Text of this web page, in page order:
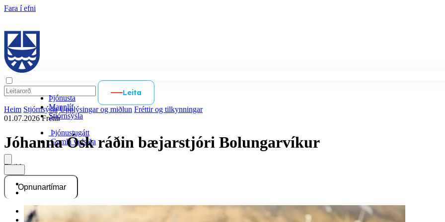
Fara í efni
Þjónusta
Mannlíf
Stjórnsýsla
Þjónustugátt
Gamla vefsíða
Opnunartímar
Þjónustugátt
Gamla vefsíða
Leita
Heim Stjórnsýsla Upplýsingar og miðlun Fréttir og tilkynningar
01.07.2026 Fréttir
Jóhanna Ósk ráðin bæjarstjóri Bolungarvíkur
Deildu